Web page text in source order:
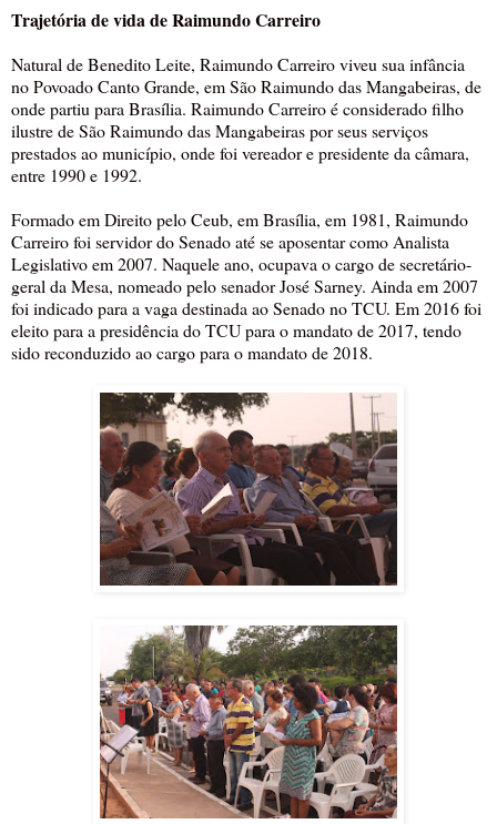
Trajetória de vida de Raimundo Carreiro
Natural de Benedito Leite, Raimundo Carreiro viveu sua infância
no Povoado Canto Grande, em São Raimundo das Mangabeiras, de
onde partiu para Brasília. Raimundo Carreiro é considerado filho
ilustre de São Raimundo das Mangabeiras por seus serviços
prestados ao município, onde foi vereador e presidente da câmara,
entre 1990 e 1992.
Formado em Direito pelo Ceub, em Brasília, em 1981, Raimundo
Carreiro foi servidor do Senado até se aposentar como Analista
Legislativo em 2007. Naquele ano, ocupava o cargo de secretário-
geral da Mesa, nomeado pelo senador José Sarney. Ainda em 2007
foi indicado para a vaga destinada ao Senado no TCU. Em 2016 foi
eleito para a presidência do TCU para o mandato de 2017, tendo
sido reconduzido ao cargo para o mandato de 2018.